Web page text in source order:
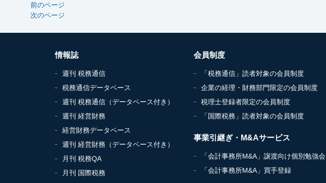
前のページ
次のページ
情報誌
週刊 税務通信
税務通信データベース
週刊 税務通信（データベース付き）
週刊 経営財務
経営財務データベース
週刊 経営財務（データベース付き）
月刊 税務QA
月刊 国際税務
会員制度
「税務通信」読者対象の会員制度
企業の経理・財務部門限定の会員制度
税理士登録者限定の会員制度
「国際税務」読者対象の会員制度
事業引継ぎ・M&Aサービス
「会計事務所M&A」譲渡向け個別勉強会
「会計事務所M&A」買手登録